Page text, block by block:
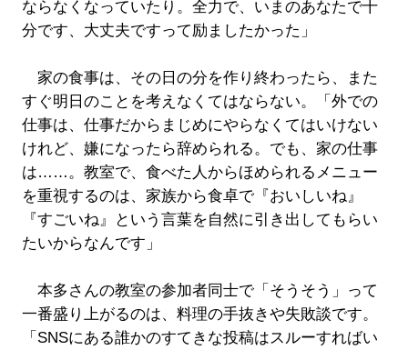
ならなくなっていたり。全力で、いまのあなたで十
分です、大丈夫ですって励ましたかった」
家の食事は、その日の分を作り終わったら、また
すぐ明日のことを考えなくてはならない。「外での
仕事は、仕事だからまじめにやらなくてはいけない
けれど、嫌になったら辞められる。でも、家の仕事
は……。教室で、食べた人からほめられるメニュー
を重視するのは、家族から食卓で『おいしいね』
『すごいね』という言葉を自然に引き出してもらい
たいからなんです」
本多さんの教室の参加者同士で「そうそう」って
一番盛り上がるのは、料理の手抜きや失敗談です。
「SNSにある誰かのすてきな投稿はスルーすればい